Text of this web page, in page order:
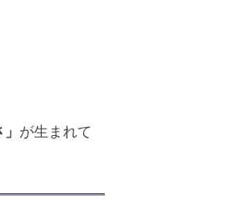
が生まれて